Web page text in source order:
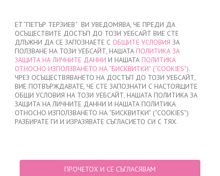
ET “ПЕТЪР ТЕРЗИЕВ“ ВИ УВЕДОМЯВА, ЧЕ ПРЕДИ ДА
ОСЪЩЕСТВИТЕ ДОСТЪП ДО ТОЗИ УЕБСАЙТ ВИЕ СТЕ
ДЛЪЖНИ ДА СЕ ЗАПОЗНАЕТЕ С ОБЩИТЕ УСЛОВИЯ ЗА
ПОЛЗВАНЕ НА ТОЗИ УЕБСАЙТ, НАШАТА ПОЛИТИКА ЗА
ЗАЩИТА НА ЛИЧНИТЕ ДАННИ И НАШАТА ПОЛИТИКА
ОТНОСНО ИЗПОЛЗВАНЕТО НА “БИСКВИТКИ” (“COOKIES”).
ЧРЕЗ ОСЪЩЕСТВЯВАНЕТО НА ДОСТЪП ДО ТОЗИ УЕБСАЙТ,
ВИЕ ПОТВЪРЖДАВАТЕ, ЧЕ СТЕ ЗАПОЗНАТИ С НАСТОЯЩИТЕ
ОБЩИ УСЛОВИЯ НА ТОЗИ УЕБСАЙТ, НАШАТА ПОЛИТИКА ЗА
ЗАЩИТА НА ЛИЧНИТЕ ДАННИ И НАШАТА ПОЛИТИКА
ОТНОСНО ИЗПОЛЗВАНЕТО НА “БИСКВИТКИ” (“COOKIES”)
РАЗБИРАТЕ ГИ И ИЗРАЗЯВАТЕ СЪГЛАСИЕТО СИ С ТЯХ.
ПРОЧЕТОХ И СЕ СЪГЛАСЯВАМ
МОЯТА ПОРЪЧКА
няма добавени продукти
НАЧАЛО / ДАМСКО / БЕЛЬО / БИКИНИ / БИКИНИ БРАЗИЛИАНА
/
БИКИНИ БРАЗИЛИАНА ЛАЗЕРНО РЯЗАНИ, 0732, СРЕДНОБЕЖОВО